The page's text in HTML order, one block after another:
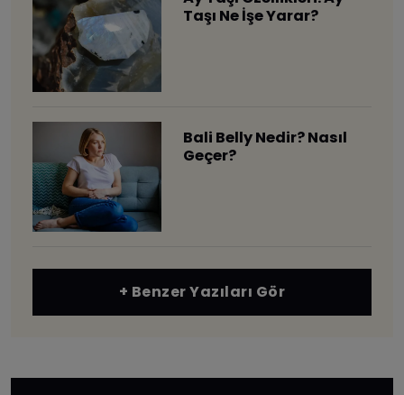
Taşı Ne İşe Yarar?
Bali Belly Nedir? Nasıl
Geçer?
+ Benzer Yazıları Gör